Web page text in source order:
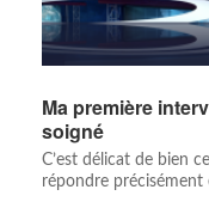
Ma première
soigné
C’est délicat de bien
répondre précisément